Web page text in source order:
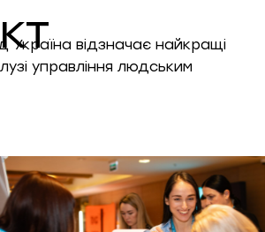
Україна відзначає найкращі
управління людським